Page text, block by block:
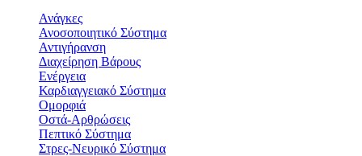
Ανάγκες
Ανοσοποιητικό Σύστημα
Αντιγήρανση
Διαχείρηση Βάρους
Ενέργεια
Καρδιαγγειακό Σύστημα
Ομορφιά
Οστά-Αρθρώσεις
Πεπτικό Σύστημα
Στρες-Νευρικό Σύστημα